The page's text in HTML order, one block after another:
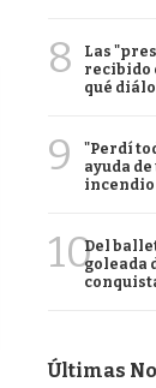
8
Las
recibido
qué
9
"Perdí
ayuda
incendio
10Del
goleada
Últimas